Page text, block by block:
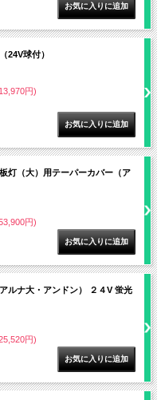
球付）
円)
灯（大）用テーパーカバー（ア
円)
ナ大・アンドン） ２４V 蛍光
円)